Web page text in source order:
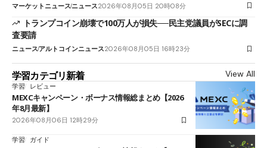
マーケットニュースニュース2026年08月05日 20時08分
トランプコイン崩壊で100万人が損失──民主党議員がSECに調
査要請
ニュースアルトコインニュース2026年08月05日 16時23分
学習カテゴリ新着 View All
学習 レビュー
MEXCキャンペーン・ボーナス情報総まとめ【2026
年8月最新】
2026年08月06日 12時29分
学習 ガイド